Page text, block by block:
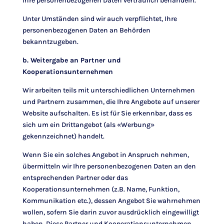
Unter Umständen sind wir auch verpflichtet, Ihre
personenbezogenen Daten an Behörden
bekanntzugeben.
b. Weitergabe an Partner und
Kooperationsunternehmen
Wir arbeiten teils mit unterschiedlichen Unternehmen
und Partnern zusammen, die Ihre Angebote auf unserer
Website aufschalten. Es ist für Sie erkennbar, dass es
sich um ein Drittangebot (als «Werbung»
gekennzeichnet) handelt.
Wenn Sie ein solches Angebot in Anspruch nehmen,
übermitteln wir Ihre personenbezogenen Daten an den
entsprechenden Partner oder das
Kooperationsunternehmen (z.B. Name, Funktion,
Kommunikation etc.), dessen Angebot Sie wahrnehmen
wollen, sofern Sie darin zuvor ausdrücklich eingewilligt